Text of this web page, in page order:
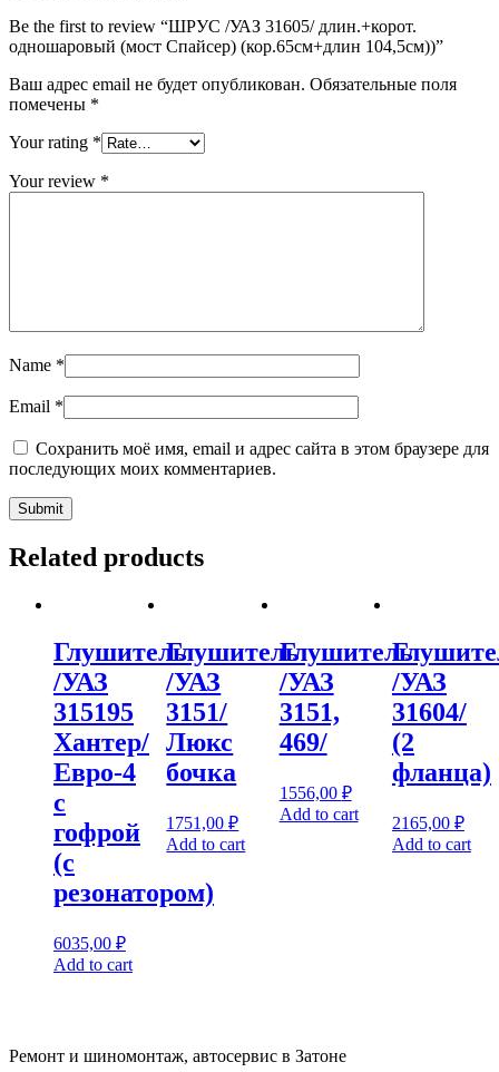
Be the first to review “ШРУС /УАЗ 31605/ длин.+корот.
одношаровый (мост Спайсер) (кор.65см+длин 104,5см))”
Ваш адрес email не будет опубликован. Обязательные поля
помечены *
Your rating *
Your review *
Name *
Email *
Сохранить моё имя, email и адрес сайта в этом браузере для
последующих моих комментариев.
Related products
Глушитель
/УАЗ
315195
Хантер/
Евро-4
с
гофрой
(с
резонатором)
6035,00 ₽
Add to cart
Глушитель
/УАЗ
3151/
Люкс
бочка
1751,00₽
Add to cart
Глушитель
/УАЗ
3151,
469/
1556,00 ₽
Add to cart
/УАЗ
31604/
(2
фланца)
2165,00 ₽
Add to cart
Ремонт и шиномонтаж, автосервис в Затоне